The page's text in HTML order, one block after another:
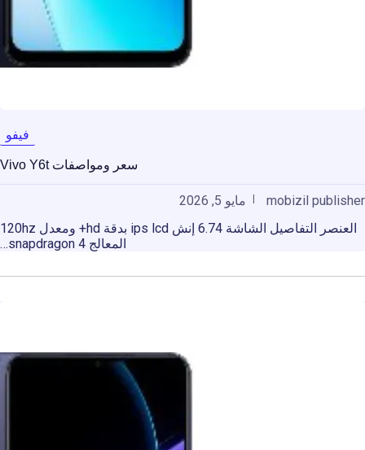
فيفو
سعر ومواصفات Vivo Y6t
mobizil publisher
مايو 5, 2026
العنصر التفاصيل الشاشة 6.74 إنش ips lcd بدقة hd+ ومعدل 120hz
المعالج snapdragon 4…